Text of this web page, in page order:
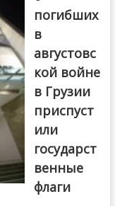
погибших
в
августовс
кой войне
в Грузии
приспуст
или
государст
венные
флаги